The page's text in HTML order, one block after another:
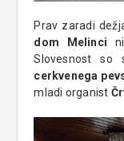
Prav zaradi
dom Melinci
Slovesnost so
cerkvenega
mladi organist